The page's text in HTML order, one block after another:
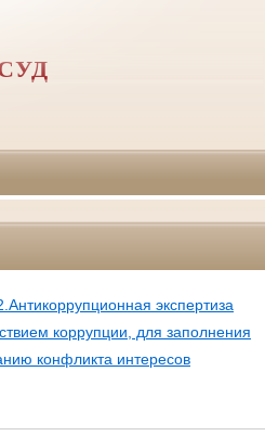
экспертиза
коррупции, для заполнения
конфликта интересов